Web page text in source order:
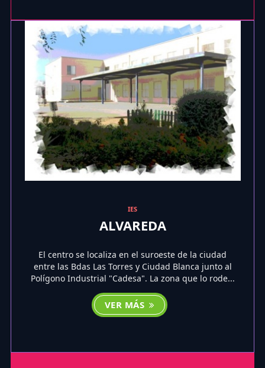
IES
ALVAREDA
El centro se localiza en el suroeste de la ciudad
entre las Bdas Las Torres y Ciudad Blanca junto al
Polígono Industrial "Cadesa". La zona que lo rode...
VER MÁS